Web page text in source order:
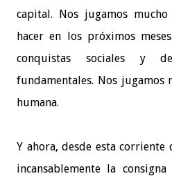
capital. Nos jugamos
hacer en los próximos
conquistas sociales y
fundamentales. Nos
humana.
Y ahora, desde esta corriente
incansablemente la